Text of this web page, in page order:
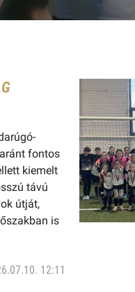
fontos
kiemelt
távú
útját,
is
12:11